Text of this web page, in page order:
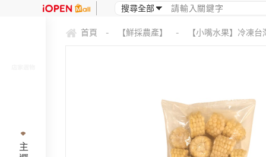
首頁 - 【鮮採農產】 - 【小嘴水果】冷凍